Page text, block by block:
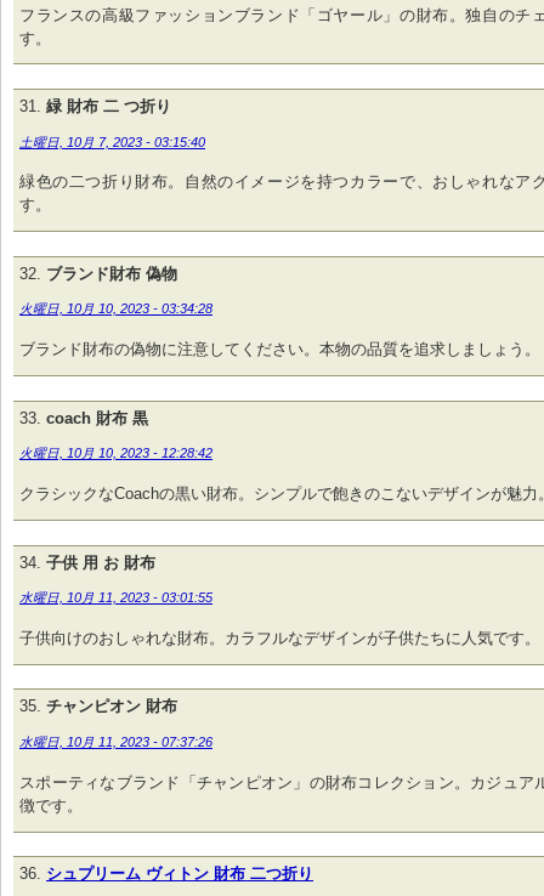
フランスの高級ファッションブランド「ゴヤール」の財布。独自のチ
す。
緑 財布 二 つ折り
土曜日, 10月 7, 2023 - 03:15:40
緑色の二つ折り財布。自然のイメージを持つカラーで、おしゃれなア
す。
ブランド財布 偽物
火曜日, 10月 10, 2023 - 03:34:28
ブランド財布の偽物に注意してください。本物の品質を追求しましょう。
coach 財布 黒
火曜日, 10月 10, 2023 - 12:28:42
クラシックなCoachの黒い財布。シンプルで飽きのこないデザインが魅力
子供 用 お 財布
水曜日, 10月 11, 2023 - 03:01:55
子供向けのおしゃれな財布。カラフルなデザインが子供たちに人気です。
チャンピオン 財布
水曜日, 10月 11, 2023 - 07:37:26
スポーティなブランド「チャンピオン」の財布コレクション。カジュア
徴です。
シュプリーム ヴィトン 財布 二つ折り